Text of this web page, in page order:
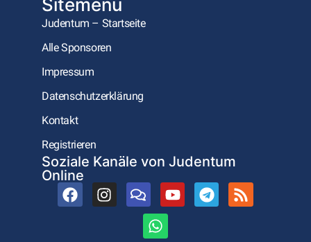
Sitemenu
Judentum – Startseite
Alle Sponsoren
Impressum
Datenschutzerklärung
Kontakt
Registrieren
Soziale Kanäle von Judentum
Online